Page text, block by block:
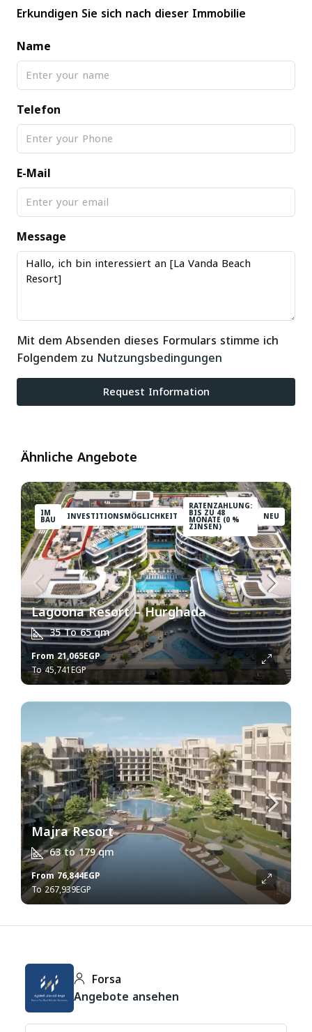
Erkundigen Sie sich nach dieser Immobilie
Name
Telefon
E-Mail
Message
Mit dem Absenden dieses Formulars stimme ich
Folgendem zu Nutzungsbedingungen
Request Information
Ähnliche Angebote
IM
BAU INVESTITIONSMÖGLICHKEIT
RATENZAHLUNG:
BIS ZU 48
MONATE (0 %
ZINSEN)
NEU
Lagoona Resort – Hurghada
35 To 65qm
From21,065EGP
45,741EGP
Majra Resort
63 to 179qm
From76,844EGP
267,939EGP
Forsa
Angebote ansehen